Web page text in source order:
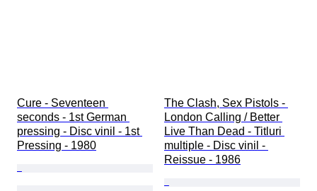
Cure - Seventeen
seconds - 1st German
pressing - Disc vinil - 1st
Pressing - 1980
The Clash, Sex Pistols -
London Calling / Better
Live Than Dead - Titluri
multiple - Disc vinil -
Reissue - 1986